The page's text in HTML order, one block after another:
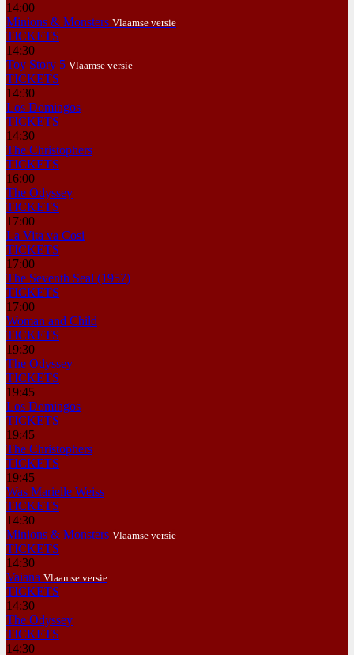
14:00
Minions & Monsters Vlaamse versie
TICKETS
14:30
Toy Story 5 Vlaamse versie
TICKETS
14:30
Los Domingos
TICKETS
14:30
The Christophers
TICKETS
16:00
The Odyssey
TICKETS
17:00
La Vita va Cosi
TICKETS
17:00
The Seventh Seal (1957)
TICKETS
17:00
Woman and Child
TICKETS
19:30
The Odyssey
TICKETS
19:45
Los Domingos
TICKETS
19:45
The Christophers
TICKETS
19:45
Was Marielle Weiss
TICKETS
14:30
Minions & Monsters Vlaamse versie
TICKETS
14:30
Vaiana Vlaamse versie
TICKETS
14:30
The Odyssey
TICKETS
14:30